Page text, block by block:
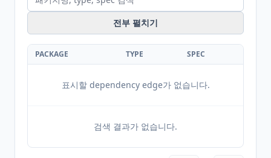
전부 펼치기
PACKAGE TYPE SPEC
표시할 dependency edge가 없습니다.
검색 결과가 없습니다.